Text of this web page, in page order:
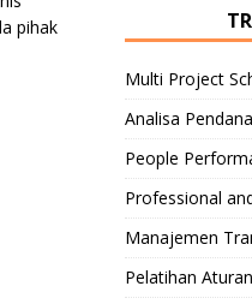
pihak
Multi Project
Analisa
People
Professional
Manajemen
Pelatihan